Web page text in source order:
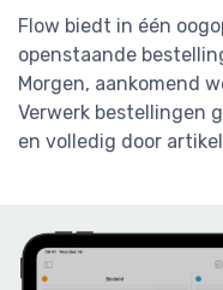
Flow biedt in één
openstaande
Morgen, aankomend
Verwerk bestellingen
en volledig door